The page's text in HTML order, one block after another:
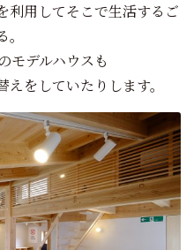
利用してそこで生活するご
モデルハウスも
をしていたりします。